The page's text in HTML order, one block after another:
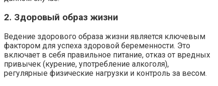
2. Здоровый образ жизни
Ведение здорового образа жизни является ключевым
фактором для успеха здоровой беременности. Это
включает в себя правильное питание, отказ от вредных
привычек (курение, употребление алкоголя),
регулярные физические нагрузки и контроль за весом.